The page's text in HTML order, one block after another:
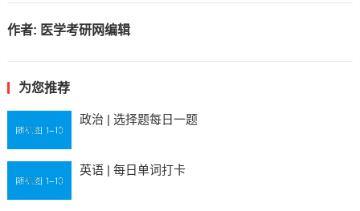
作者: 医学考研网编辑
为您推荐
政治 | 选择题每日一题
英语 | 每日单词打卡